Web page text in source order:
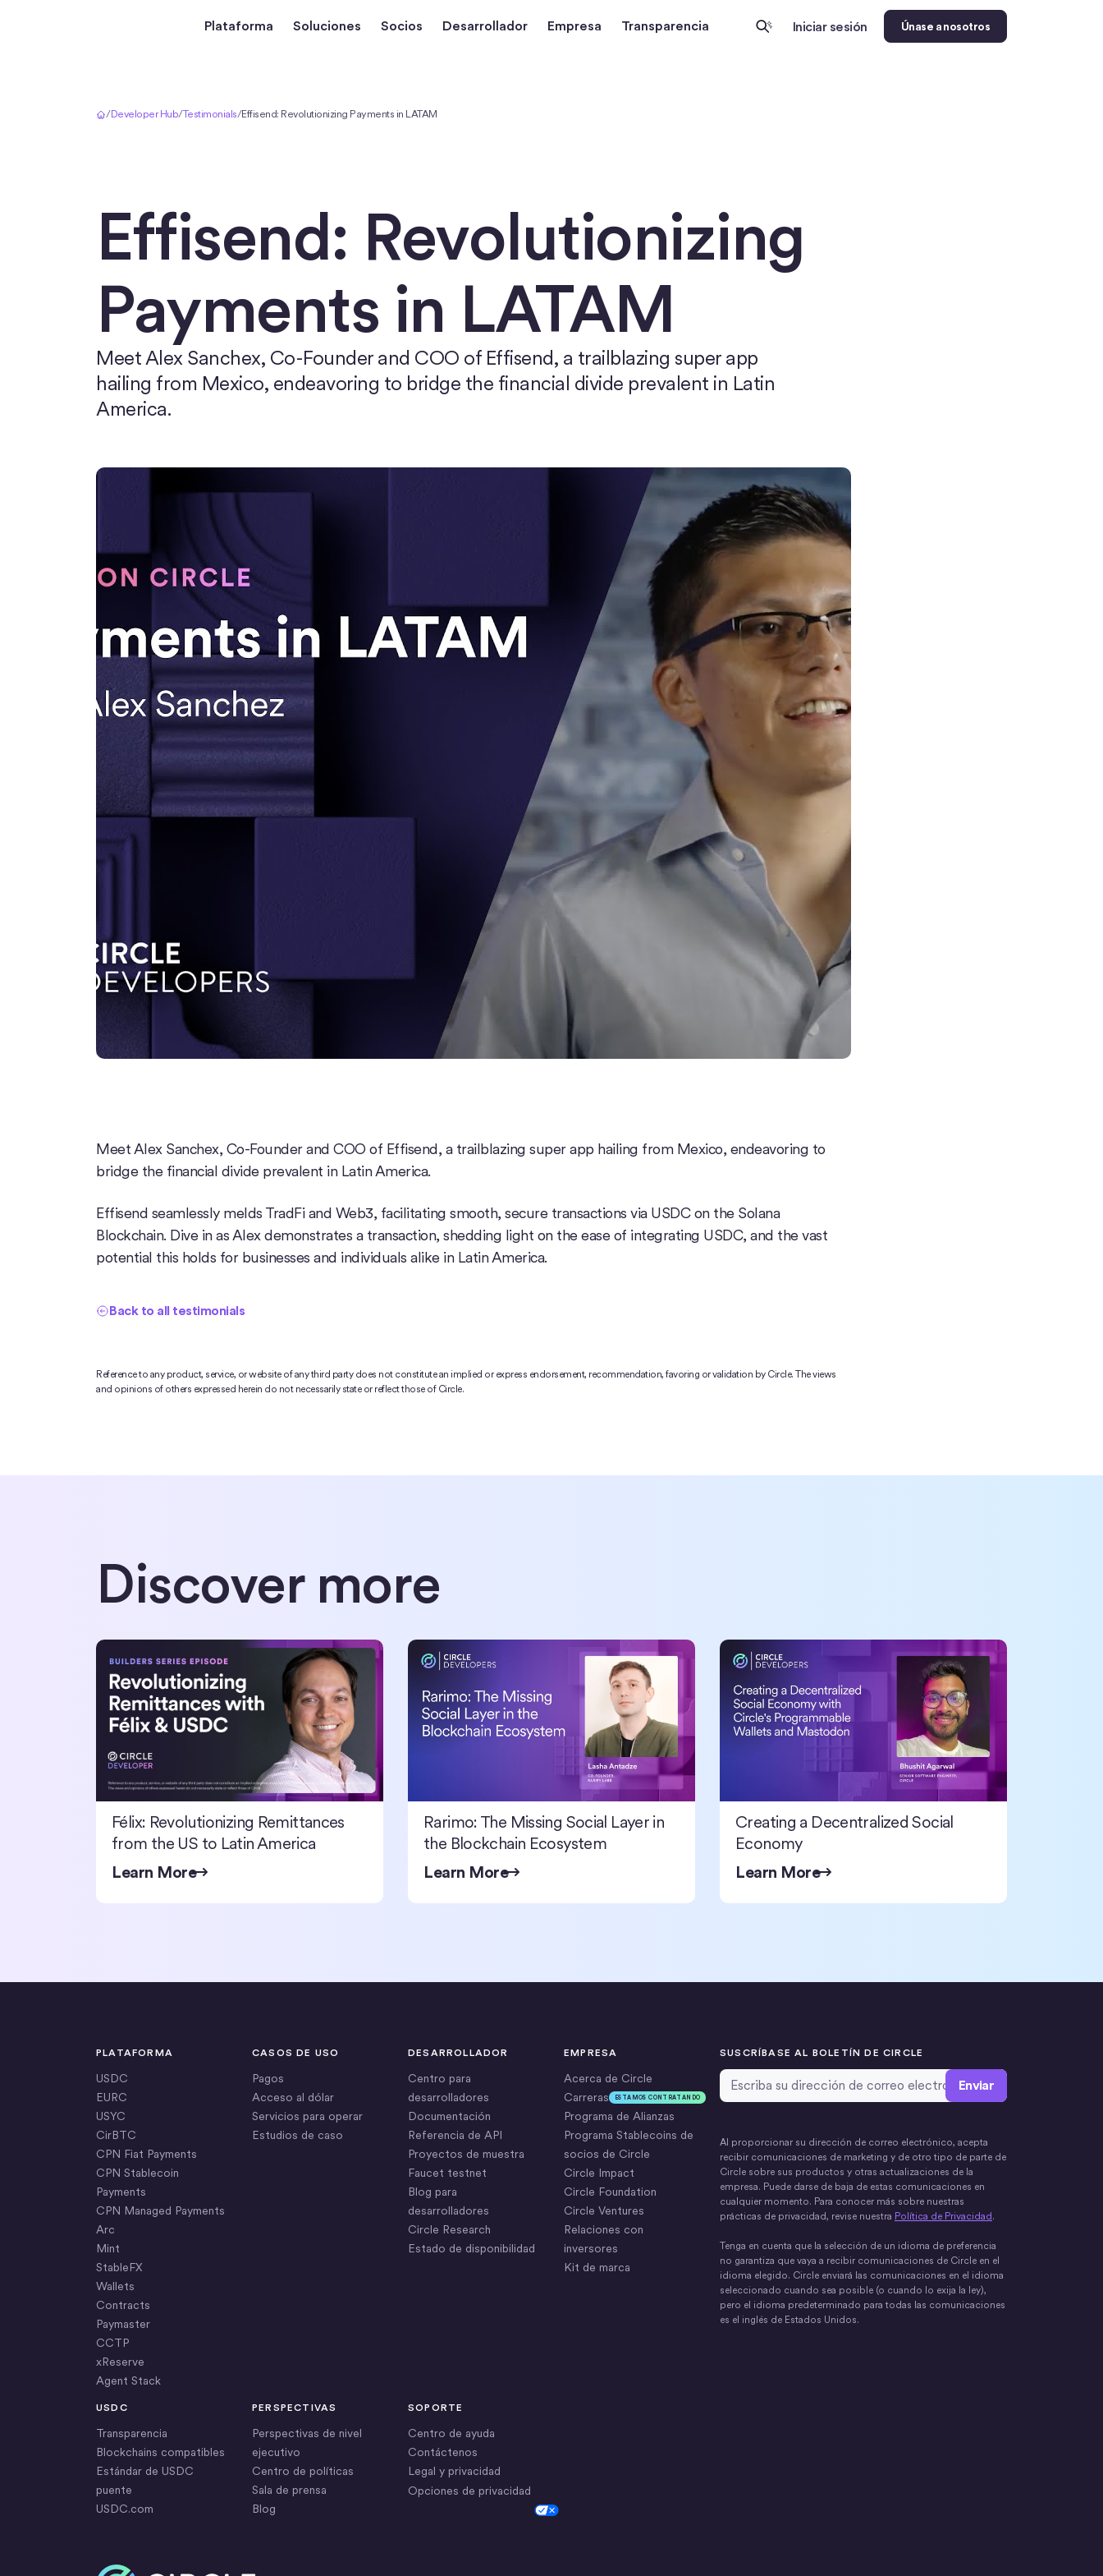
Plataforma Soluciones Socios Desarrollador Empresa Transparencia Iniciar sesión Únase a nosotros
/Developer Hub/Testimonials/Effisend: Revolutionizing Payments in LATAM
Effisend: Revolutionizing
Payments in LATAM
Meet Alex Sanchex, Co-Founder and COO of Effisend, a trailblazing super app
hailing from Mexico, endeavoring to bridge the financial divide prevalent in Latin
America.
Meet Alex Sanchex, Co-Founder and COO of Effisend, a trailblazing super app hailing from Mexico, endeavoring to
bridge the financial divide prevalent in Latin America.
Effisend seamlessly melds TradFi and Web3, facilitating smooth, secure transactions via USDC on the Solana
Blockchain. Dive in as Alex demonstrates a transaction, shedding light on the ease of integrating USDC, and the vast
potential this holds for businesses and individuals alike in Latin America.
Back to all testimonials
Reference to any product, service, or website of any third party does not constitute an implied or express endorsement, recommendation, favoring or validation by Circle. The views
and opinions of others expressed herein do not necessarily state or reflect those of Circle.
Discover more
Félix: Revolutionizing Remittances
from the US to Latin America
Learn More
Félix: Revolutionizing Remittances from the US to Latin America
Rarimo: The Missing Social Layer in
the Blockchain Ecosystem
Learn More
Rarimo: The Missing Social Layer in the Blockchain Ecosystem
Creating a Decentralized Social
Economy
Learn More
Creating a Decentralized Social Economy
PLATAFORMA
USDC
EURC
USYC
CirBTC
CPN Fiat Payments
CPN Stablecoin
Payments
CPN Managed Payments
Arc
Mint
StableFX
Wallets
Contracts
Paymaster
CCTP
xReserve
Agent Stack
CASOS DE USO
Pagos
Acceso al dólar
Servicios para operar
Estudios de caso
DESARROLLADOR
Centro para
desarrolladores
Documentación
Referencia de API
Proyectos de muestra
Faucet testnet
Blog para
desarrolladores
Circle Research
Estado de disponibilidad
EMPRESA
Acerca de Circle
Carreras
ESTAMOS CONTRATANDO
Programa de Alianzas
Programa Stablecoins de
socios de Circle
Circle Impact
Circle Foundation
Circle Ventures
Relaciones con
inversores
Kit de marca
USDC
Transparencia
Blockchains compatibles
Estándar de USDC
puente
USDC.com
PERSPECTIVAS
Perspectivas de nivel
ejecutivo
Centro de políticas
Sala de prensa
Blog
SOPORTE
Centro de ayuda
Contáctenos
Legal y privacidad
Opciones de privacidad
SUSCRÍBASE AL BOLETÍN DE CIRCLE
Dirección de correo electrónico*
Al proporcionar su dirección de correo electrónico, acepta
recibir comunicaciones de marketing y de otro tipo de parte de
Circle sobre sus productos y otras actualizaciones de la
empresa. Puede darse de baja de estas comunicaciones en
cualquier momento. Para conocer más sobre nuestras
prácticas de privacidad, revise nuestra Política de Privacidad.
Tenga en cuenta que la selección de un idioma de preferencia
no garantiza que vaya a recibir comunicaciones de Circle en el
idioma elegido. Circle enviará las comunicaciones en el idioma
seleccionado cuando sea posible (o cuando lo exija la ley),
pero el idioma predeterminado para todas las comunicaciones
es el inglés de Estados Unidos.